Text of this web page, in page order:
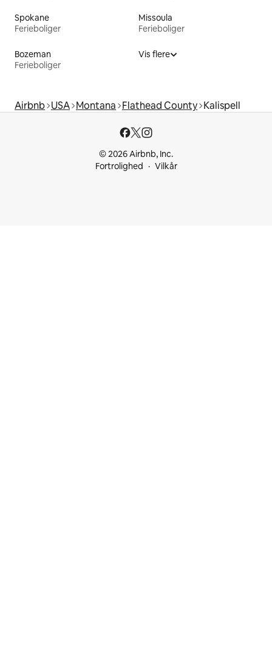
Spokane
Ferieboliger
Missoula
Ferieboliger
Bozeman
Ferieboliger
Vis flere
Airbnb USA Montana Flathead County Kalispell
© 2026 Airbnb, Inc.
Fortrolighed
Vilkår